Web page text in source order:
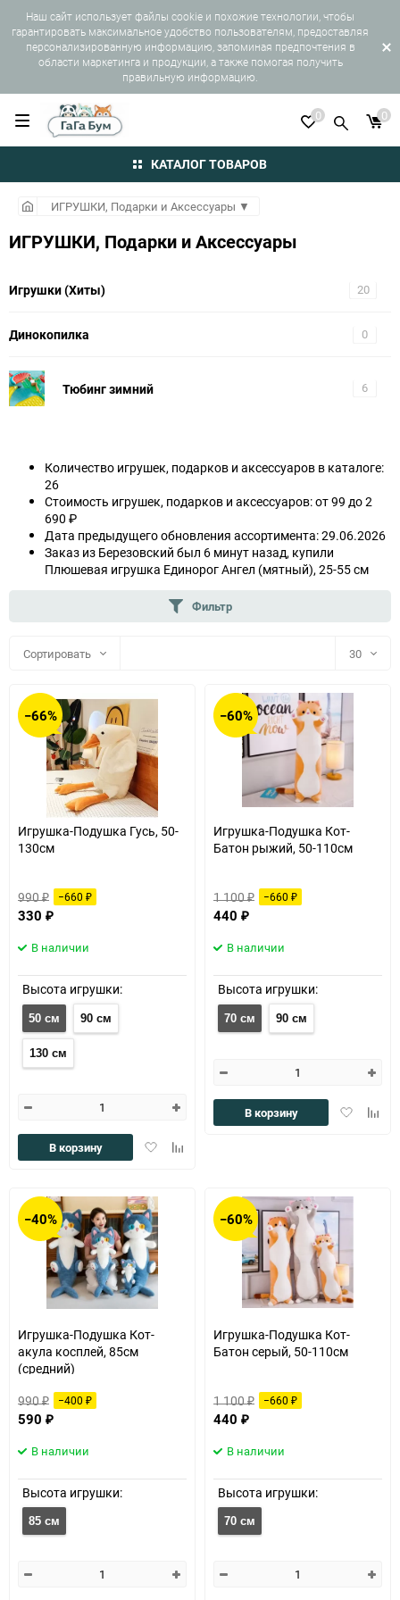
Наш сайт использует файлы cookie и похожие технологии, чтобы
гарантировать максимальное удобство пользователям, предоставляя
персонализированную информацию, запоминая предпочтения в
области маркетинга и продукции, а также помогая получить
правильную информацию.
КАТАЛОГ ТОВАРОВ
0 0
ИГРУШКИ, Подарки и Аксессуары ▼
ИГРУШКИ, Подарки и Аксессуары
20
Игрушки (Хиты)
0
Динокопилка
6
Тюбинг зимний
Количество игрушек, подарков и аксессуаров в каталоге:
26
Стоимость игрушек, подарков и аксессуаров: от 99 до 2
690 ₽
Дата предыдущего обновления ассортимента: 29.06.2026
Заказ из Березовский был 6 минут назад, купили
Плюшевая игрушка Единорог Ангел (мятный), 25-55 см
Фильтр
Сортировать 30
30
60
90
150
−66%
Игрушка-Подушка Гусь, 50-
130см
990₽ −660 ₽
330 ₽
В наличии
Высота игрушки:
50 см 90 см
130 см
ДобавитьДобавить
В корзину
−60%
Игрушка-Подушка Кот-
Батон рыжий, 50-110см
1 100₽ −660 ₽
440 ₽
В наличии
Высота игрушки:
70 см 90 см
Добавить
В корзину
−40%
Игрушка-Подушка Кот-
акула косплей, 85см
(средний)
990₽ −400 ₽
590 ₽
В наличии
Высота игрушки:
85 см
−60%
Игрушка-Подушка Кот-
Батон серый, 50-110см
1 100₽ −660 ₽
440 ₽
В наличии
Высота игрушки:
70 см